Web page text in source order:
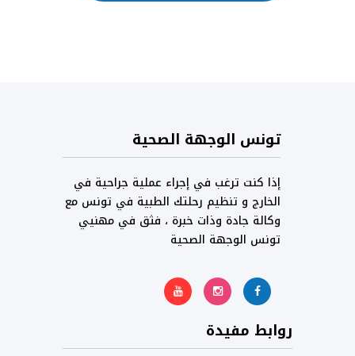
تونس الوجهة الصحية
إذا كنت ترغب في إجراء عملية جراحية في
الخارج و تنظيم رحلتك الطبية في تونس مع
وكالة جادة وذات خبرة ، فثق في مهنيي
تونس الوجهة الصحية
روابط مفيدة